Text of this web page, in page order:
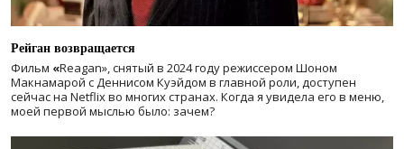
Рейган возвращается
Фильм «Reagan», снятый в 2024 годурежиссером Шоном
Макнамарой с Деннисом Куэйдом в главной роли, доступен
сейчас на Netflix во многих странах. Когда я увидела его в меню,
моей первой мыслью было: зачем?